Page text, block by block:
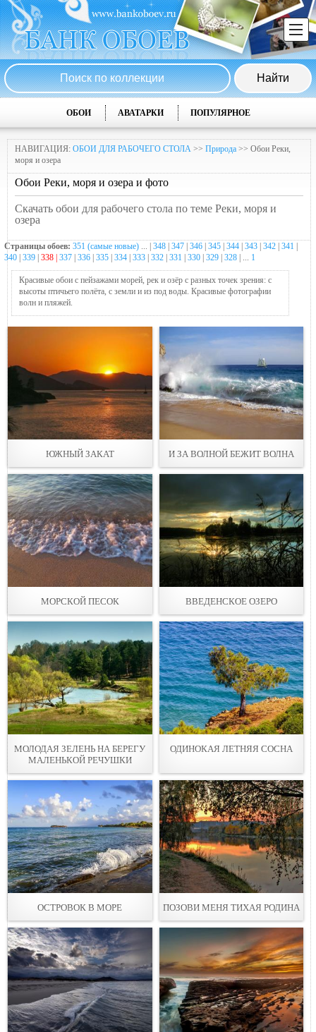
ОБОИ АВАТАРКИ ПОПУЛЯРНОЕ
НАВИГАЦИЯ: ОБОИ ДЛЯ РАБОЧЕГО СТОЛА >> Природа >> Обои Реки,
моря и озера
Обои Реки, моря и озера и фото
Скачать обои для рабочего стола по теме Реки, моря и
озера
Страницы обоев: 351 (самые новые) ... | 348 347 346 345 344 343 342 341
340 339 338 | 337 336 335 334 333 332 331 330 329 328 | ... 1
Красивые обои с пейзажами морей, рек и озёр с разных точек зрения: с
высоты птичьего полёта, с земли и из под воды. Красивые фотографии
волн и пляжей.
ЮЖНЫЙ ЗАКАТ И ЗА ВОЛНОЙ БЕЖИТ ВОЛНА
МОРСКОЙ ПЕСОК ВВЕДЕНСКОЕ ОЗЕРО
МОЛОДАЯ ЗЕЛЕНЬ НА БЕРЕГУ
МАЛЕНЬКОЙ РЕЧУШКИ
ОДИНОКАЯ ЛЕТНЯЯ СОСНА
ОСТРОВОК В МОРЕ ПОЗОВИ МЕНЯ ТИХАЯ РОДИНА